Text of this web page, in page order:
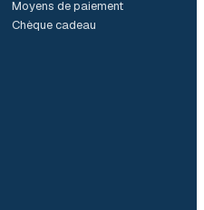
Moyens de paiement
Chèque cadeau